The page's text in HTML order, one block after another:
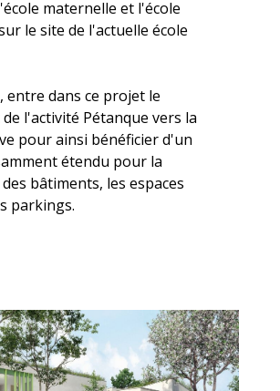
maternelle et l'école
le site de l'actuelle école
entre dans ce projet le
l'activité Pétanque vers la
pour ainsi bénéficier d'un
étendu pour la
bâtiments, les espaces
parkings.